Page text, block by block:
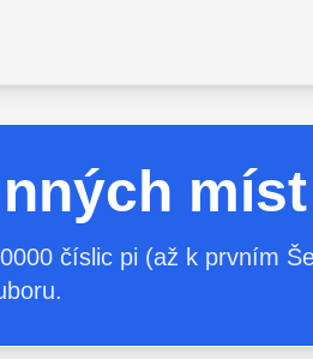
číslic pi (až k prvním